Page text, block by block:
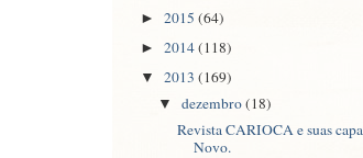
► 2015 (64)
► 2014(118)
▼ 2013 (169)
▼dezembro(18)
Revista CARIOCA e suas
Novo.